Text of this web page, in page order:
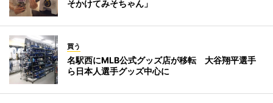
そかけてみそちゃん」
買う
名駅西にMLB公式グッズ店が移転 大谷翔平選手
ら日本人選手グッズ中心に